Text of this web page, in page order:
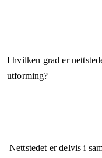
I hvilken grad er
utforming?
Nettstedet erdelvis i